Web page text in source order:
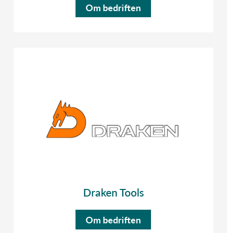
Om bedriften
Draken Tools
Om bedriften